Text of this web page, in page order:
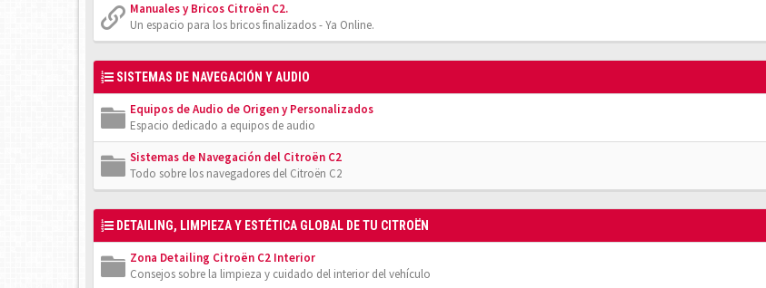
Manuales y Bricos Citroën C2.
Un espacio para los bricos finalizados - Ya Online.
SISTEMAS DE NAVEGACIÓN Y AUDIO
Equipos de Audio de Origen y Personalizados
Espacio dedicado a equipos de audio
Sistemas de Navegación del Citroën C2
Todo sobre los navegadores del Citroën C2
DETAILING, LIMPIEZA Y ESTÉTICA GLOBAL DE TU CITROËN
Zona Detailing Citroën C2 Interior
Consejos sobre la limpieza y cuidado del interior del vehículo